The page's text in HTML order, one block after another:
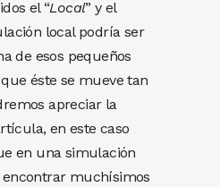
el “Local” y el
local podría ser
de esos pequeños
éste se mueve tan
apreciar la
en este caso
en una simulación
muchísimos